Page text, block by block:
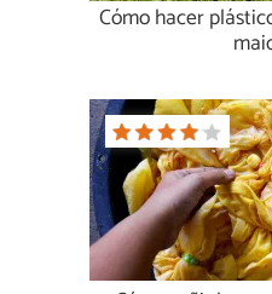
Cómo hacer